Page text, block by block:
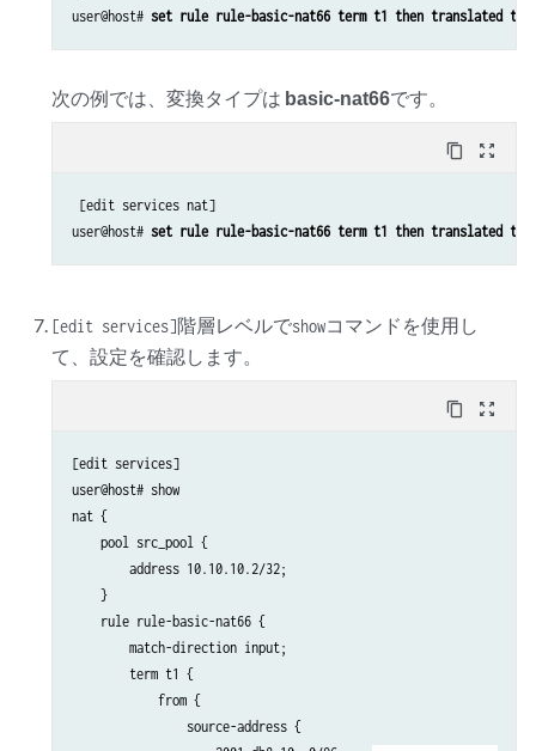
user@host# set rule rule-basic-nat66 term t1 then translated
次の例では、変換タイプは basic-nat66です。
content_copy zoom_out_map
[edit services nat]
user@host# set rule rule-basic-nat66 term t1 then translated
[edit services]階層レベルでshowコマンドを使用し
て、設定を確認します。
content_copy zoom_out_map
[edit services]
user@host# show
nat {
    pool src_pool {
        address 10.10.10.2/32;
    }
    rule rule-basic-nat66 {
        match-direction input;
        term t1 {
            from {
                source-address {